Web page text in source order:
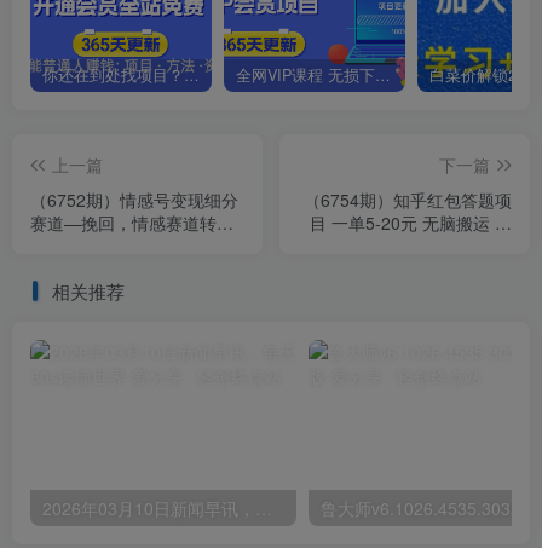
你还在到处找项目？还在当韭菜？我靠卖项目一个月收入5万+，曾经我也是个失败者。 全网VIP课程 无损下载~.~
上一篇
（6752期）情感号变现细分
赛道—挽回，情感赛道转化
下一篇
（6754期）知乎红包答题项
目 一单5-20元 无脑搬运 轻
相关推荐